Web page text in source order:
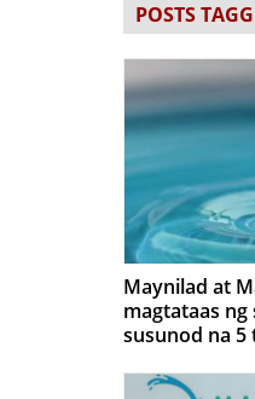
POSTS
Maynilad at
magtataas ng
susunod na 5